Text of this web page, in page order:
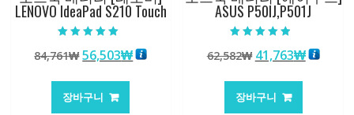
LENOVO IdeaPad S210 Touch
5.00
로 평가됨
84,761₩원
가
격:
56,503₩현
장바구니
ASUS P50IJ,P501J
4.50
로 평가됨
62,582₩ 원
가
격:
41,763₩현
장바구니